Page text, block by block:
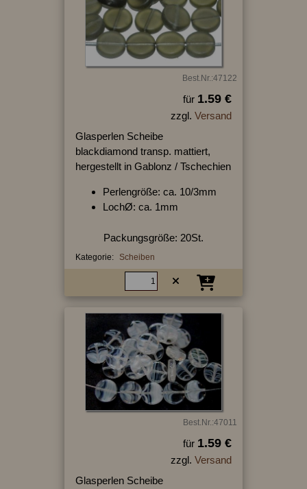
Best.Nr.:47122
für 1.59 €
zzgl. Versand
Glasperlen Scheibe
blackdiamond transp. mattiert,
hergestellt in Gablonz / Tschechien
Perlengröße: ca. 10/3mm
LochØ: ca. 1mm
Packungsgröße: 20St.
Kategorie: Scheiben
Best.Nr.:47011
für 1.59 €
zzgl. Versand
Glasperlen Scheibe